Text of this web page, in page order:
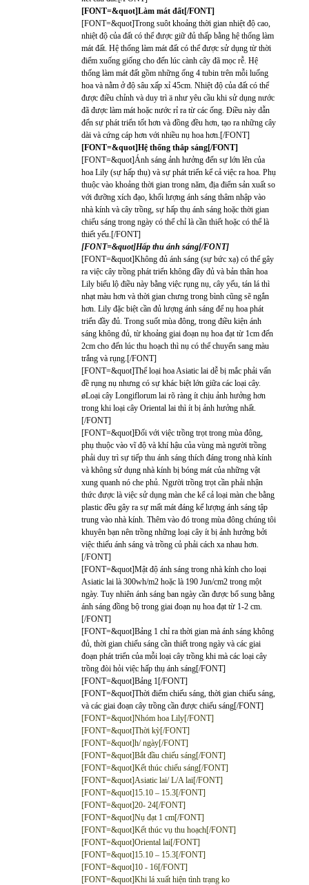
[FONT=&quot]Làm mát đất[/FONT]
[FONT=&quot]Trong suôt khoảng thời gian nhiệt độ cao,
nhiệt độ của đất có thể được giữ đủ thấp bằng hệ thống làm
mát đất. Hệ thống làm mát đất có thể được sử dụng từ thời
điểm xuống giống cho đến lúc cành cây đã mọc rễ. Hệ
thống làm mát đất gồm những ống 4 tubin trên mỗi luống
hoa và nằm ở độ sâu xấp xỉ 45cm. Nhiệt độ của đất có thể
được điều chỉnh và duy trì ä như yêu cầu khi sử dụng nước
đã được làm mát hoặc nước rỉ ra từ các ống. Điều này dẫn
đến sự phát triển tốt hơn và đồng đều hơn, tạo ra những cây
dài và cứng cáp hơn với nhiều nụ hoa hơn.[/FONT]
[FONT=&quot]Hệ thống thắp sáng[/FONT]
[FONT=&quot]Ánh sáng ảnh hưởng đến sự lớn lên của
hoa Lily (sự hấp thụ) và sự phát triển kể cả việc ra hoa. Phụ
thuộc vào khoảng thời gian trong năm, địa điểm sản xuất so
với đưỡng xích đạo, khối lượng ánh sáng thâm nhập vào
nhà kính và cây trồng, sự hấp thụ ánh sáng hoặc thời gian
chiếu sáng trong ngày có thể chỉ là cần thiết hoặc có thể là
thiết yếu.[/FONT]
[FONT=&quot]Hấp thu ánh sáng[/FONT]
[FONT=&quot]Không đủ ánh sáng (sự bức xạ) có thể gây
ra việc cây trồng phát triển không đầy đủ và bản thân hoa
Lily biểu lộ điều này bằng việc rụng nụ, cây yếu, tán lá thì
nhạt màu hơn và thời gian chưng trong bình cũng sẽ ngắn
hơn. Lily đặc biệt cần đủ lượng ánh sáng để nụ hoa phát
triển đầy đủ. Trong suốt mùa đông, trong điều kiện ánh
sáng không đủ, từ khoảng giai đoạn nụ hoa đạt từ 1cm đến
2cm cho đến lúc thu hoạch thì nụ có thể chuyển sang màu
trắng và rụng.[/FONT]
[FONT=&quot]Thể loại hoa Asiatic lai dễ bị mắc phải vấn
đề rụng nụ nhưng có sự khác biệt lớn giữa các loại cây.
øLoại cây Longiflorum lai rõ ràng ít chịu ảnh hưởng hơn
trong khi loại cây Oriental lai thì ít bị ảnh hưởng nhất.
[/FONT]
[FONT=&quot]Đối với việc trồng trọt trong mùa đông,
phụ thuộc vào vĩ độ và khí hậu của vùng mà người trồng
phải duy trì sự tiếp thu ánh sáng thích đáng trong nhà kính
và không sử dụng nhà kính bị bóng mát của những vật
xung quanh nó che phủ. Người trồng trọt cần phải nhận
thức được là việc sử dụng màn che kể cả loại màn che bằng
plastic đều gây ra sự mất mát đáng kể lượng ánh sáng tập
trung vào nhà kính. Thêm vào đó trong mùa đông chúng tôi
khuyên bạn nên trồng những loại cây ít bị ảnh hưởng bởi
việc thiếu ánh sáng và trồng củ phải cách xa nhau hơn.
[/FONT]
[FONT=&quot]Mật độ ánh sáng trong nhà kính cho loại
Asiatic lai là 300wh/m2 hoặc là 190 Jun/cm2 trong một
ngày. Tuy nhiên ánh sáng ban ngày cần được bổ sung bằng
ánh sáng đồng bộ trong giai đoạn nụ hoa đạt từ 1-2 cm.
[/FONT]
[FONT=&quot]Bảng 1 chỉ ra thời gian mà ánh sáng không
đủ, thời gian chiếu sáng cần thiết trong ngày và các giai
đoạn phát triển của mỗi loại cây trồng khi mà các loại cây
trồng đòi hỏi việc hấp thụ ánh sáng[/FONT]
[FONT=&quot]Bảng 1[/FONT]
[FONT=&quot]Thời điểm chiếu sáng, thời gian chiếu sáng,
và các giai đoạn cây trồng cần được chiếu sáng[/FONT]
[FONT=&quot]Nhóm hoa Lily[/FONT]
[FONT=&quot]Thời kỳ[/FONT]
[FONT=&quot]h/ ngày[/FONT]
[FONT=&quot]Bắt đầu chiếu sáng[/FONT]
[FONT=&quot]Kết thúc chiếu sáng[/FONT]
[FONT=&quot]Asiatic lai/ L/A lai[/FONT]
[FONT=&quot]15.10 – 15.3[/FONT]
[FONT=&quot]20- 24[/FONT]
[FONT=&quot]Nụ đạt 1 cm[/FONT]
[FONT=&quot]Kết thúc vụ thu hoạch[/FONT]
[FONT=&quot]Oriental lai[/FONT]
[FONT=&quot]15.10 – 15.3[/FONT]
[FONT=&quot]10 - 16[/FONT]
[FONT=&quot]Khi lá xuất hiện tình trạng ko